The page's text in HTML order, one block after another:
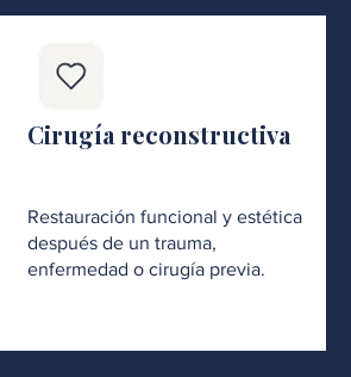
Cirugía reconstructiva
Restauración funcional y estética
después de un trauma,
enfermedad o cirugía previa.